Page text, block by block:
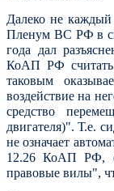
Далеко не
Пленум ВС РФ в
года дал
КоАП РФ считать
таковым
воздействие на
средство
двигателя)". Т.е.
не означает
12.26 КоАП РФ,
правовые вилы",